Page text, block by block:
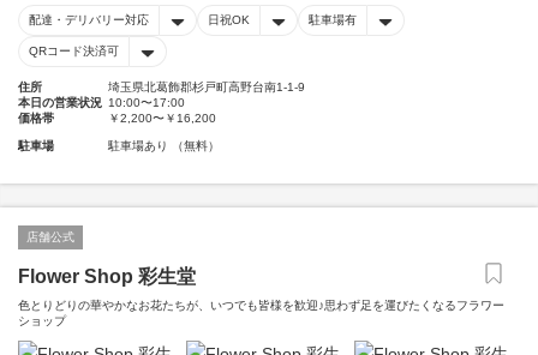
配達・デリバリー対応 日祝OK 駐車場有
QRコード決済可
住所
埼玉県北葛飾郡杉戸町高野台南1-1-9
本日の営業状況 10:00〜17:00
価格帯
￥2,200〜￥16,200
駐車場 駐車場あり （無料）
店舗公式
Flower Shop 彩生堂
色とりどりの華やかなお花たちが、いつでも皆様を歓迎♪思わず足を運びたくなるフラワー
ショップ